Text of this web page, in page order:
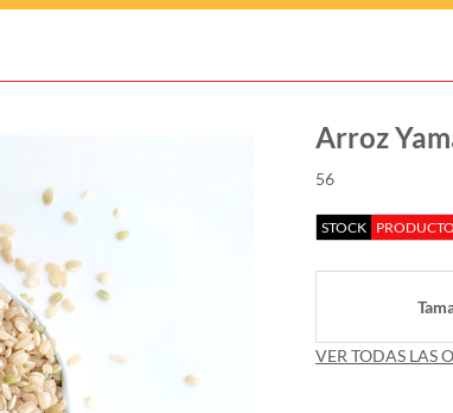
Arroz
56
STOCK
VER TODAS LAS